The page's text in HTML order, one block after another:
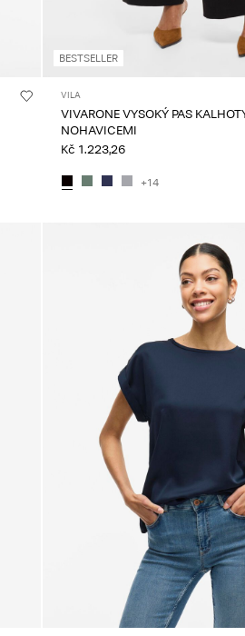
BESTSELLER
VILA
VIVARONE VYSOKÝ PAS
NOHAVICEMI
Kč 1.223,26
+14